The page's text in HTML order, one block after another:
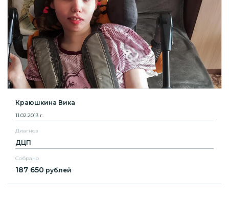
Краюшкина Вика
11.02.2013 г.
Диагноз
ДЦП
Собрано
187 650 рублей